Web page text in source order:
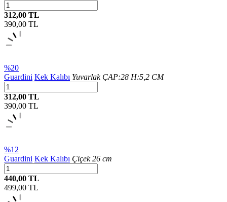
312,00 TL
390,00 TL
%20
Guardini Kek Kalıbı Yuvarlak ÇAP:28 H:5,2 CM
312,00 TL
390,00 TL
%12
Guardini Kek Kalıbı Çiçek 26 cm
440,00 TL
499,00 TL